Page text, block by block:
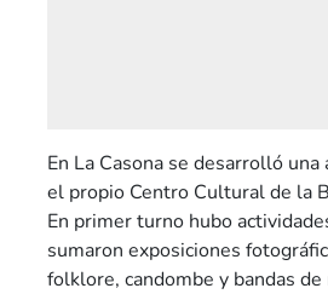
En La Casona se desarrolló
el propio Centro Cultural de la
En primer turno hubo
sumaron exposiciones
folklore, candombe y bandas de